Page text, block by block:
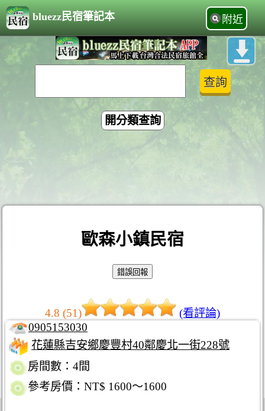
bluezz民宿筆記本 附近
開分類查詢
歐森小鎮民宿
4.8 (51)
(看評論)
0905153030
花蓮縣吉安鄉慶豐村40鄰慶北一街228號
房間數：4間
參考房價：NT$ 1600～1600